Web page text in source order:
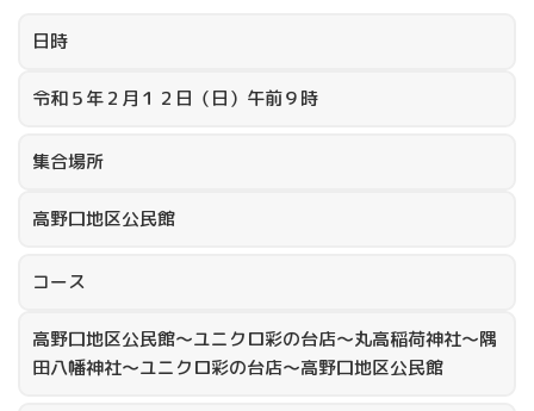
日時
令和５年２月１２日（日）午前９時
集合場所
高野口地区公民館
コース
高野口地区公民館～ユニクロ彩の台店～丸高稲荷神社～隅
田八幡神社～ユニクロ彩の台店～高野口地区公民館